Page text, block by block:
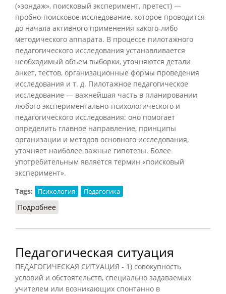
(«зондаж», поисковый эксперимент, претест) —
пробно-поисковое исследование, которое проводится
до начала активного применения какого-либо
методического аппарата. В процессе пилотажного
педагогического исследования устанавливается
необходимый объем выборки, уточняются детали
анкет, тестов, организационные формы проведения
исследования и т. д. Пилотажное педагогическое
исследование — важнейшая часть в планировании
любого экспериментально-психологического и
педагогического исследования: оно помогает
определить главное направление, принципы
организации и методов основного исследования,
уточняет наиболее важные гипотезы. Более
употребительным является термин «поисковый
эксперимент».
Tags:
Психология Педагогика
Подробнее
Педагогическая ситуация
ПЕДАГОГИЧЕСКАЯ СИТУАЦИЯ - 1) совокупность
условий и обстоятельств, специально задаваемых
учителем или возникающих спонтанно в